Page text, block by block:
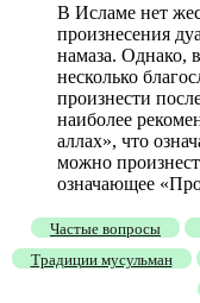
В Исламе нет
произнесения
намаза. Однако,
несколько
произнести
наиболее
аллах», что
можно
означающее
Частые вопросы
Традиции мусульман